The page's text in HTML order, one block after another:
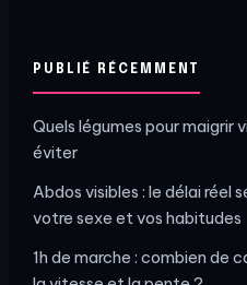
PUBLIÉ RÉCEMMENT
Quels légumes pour maigrir
éviter
Abdos visibles : le délai réel
votre sexe et vos habitudes
1h de marche : combien de